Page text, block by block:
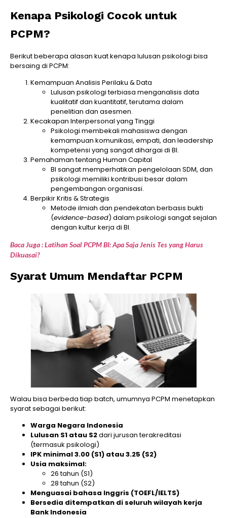
Kenapa Psikologi Cocok untuk
PCPM?
Berikut beberapa alasan kuat kenapa lulusan psikologi bisa
bersaing di PCPM:
Kemampuan Analisis Perilaku & Data
Lulusan psikologi terbiasa menganalisis data
kualitatif dan kuantitatif, terutama dalam
penelitian dan asesmen.
Kecakapan Interpersonal yang Tinggi
Psikologi membekali mahasiswa dengan
kemampuan komunikasi, empati, dan leadership
kompetensi yang sangat dihargai di BI.
Pemahaman tentang Human Capital
BI sangat memperhatikan pengelolaan SDM, dan
psikologi memiliki kontribusi besar dalam
pengembangan organisasi.
Berpikir Kritis & Strategis
Metode ilmiah dan pendekatan berbasis bukti
(evidence-based) dalam psikologi sangat sejalan
dengan kultur kerja di BI.
Baca Juga : Latihan Soal PCPM BI: Apa Saja Jenis Tes yang Harus
Dikuasai?
Syarat Umum Mendaftar PCPM
Walau bisa berbeda tiap batch, umumnya PCPM menetapkan
syarat sebagai berikut:
Warga Negara Indonesia
Lulusan S1 atau S2dari jurusan terakreditasi
(termasuk psikologi)
IPK minimal 3.00 (S1) atau 3.25 (S2)
Usia maksimal:
26 tahun (S1)
28 tahun (S2)
Menguasai bahasa Inggris (TOEFL/IELTS)
Bersedia ditempatkan di seluruh wilayah kerja
Bank Indonesia